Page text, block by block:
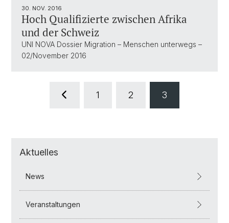
30. NOV. 2016
Hoch Qualifizierte zwischen Afrika
und der Schweiz
UNI NOVA Dossier Migration – Menschen unterwegs –
02/November 2016
1 2 3
Aktuelles
News
Veranstaltungen